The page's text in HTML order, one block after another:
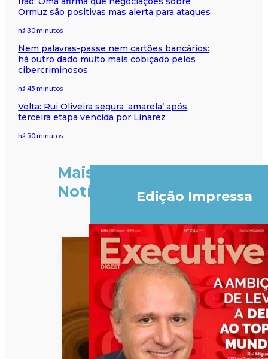
Ormuz são positivas mas alerta para ataques
há 30 minutos
Nem palavras-passe nem cartões bancários:
há outro dado muito mais cobiçado pelos
cibercriminosos
há 45 minutos
Volta: Rui Oliveira segura ‘amarela’ após
terceira etapa vencida por Linarez
há 50 minutos
Mais
Notícias
Edição Impressa